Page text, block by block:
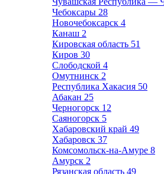
Чебоксары 28
Новочебоксарск 4
Канаш 2
Кировская область 51
Киров 30
Слободской 4
Омутнинск 2
Республика Хакасия 50
Абакан 25
Черногорск 12
Саяногорск 5
Хабаровский край 49
Хабаровск 37
Комсомольск-на-Амуре 8
Амурск 2
Рязанская область 49